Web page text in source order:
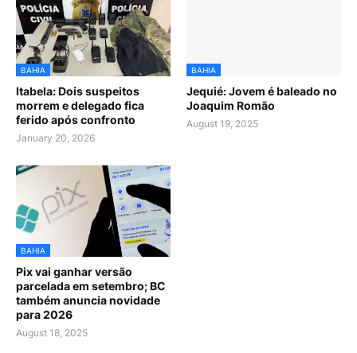
BAHIA
Itabela: Dois suspeitos
morrem e delegado fica
ferido após confronto
January 20, 2026
BAHIA
Jequié: Jovem é baleado no
Joaquim Romão
August 19, 2025
BAHIA
Pix vai ganhar versão
parcelada em setembro; BC
também anuncia novidade
para 2026
August 18, 2025